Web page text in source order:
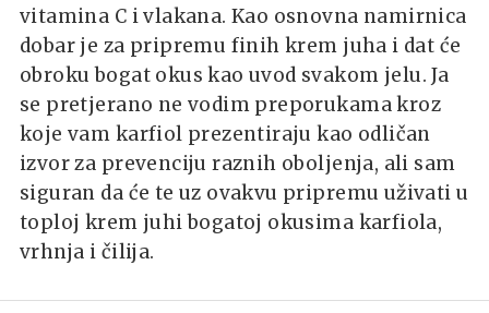
vitamina C i vlakana. Kao osnovna namirnica
dobar je za pripremu finih krem juha i dat će
obroku bogat okus kao uvod svakom jelu. Ja
se pretjerano ne vodim preporukama kroz
koje vam karfiol prezentiraju kao odličan
izvor za prevenciju raznih oboljenja, ali sam
siguran da će te uz ovakvu pripremu uživati u
toploj krem juhi bogatoj okusima karfiola,
vrhnja i čilija.